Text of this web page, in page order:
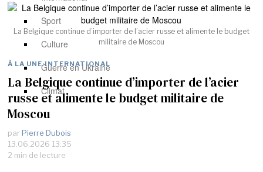
Sport
Culture
Guerre en Ukraine
Climat
La Belgique continue d’importer de l’acier russe et alimente le budget
militaire de Moscou
À LA UNE·INTERNATIONAL
La Belgique continue d’importer de l’acier
russe et alimente le budget militaire de
Moscou
parPierre Dubois
13.06.2026 13:35
2 min de lecture